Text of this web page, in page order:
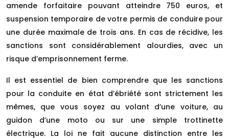
amende forfaitaire pouvant atteindre 750 euros, et
suspension temporaire de votre permis de conduire pour
une durée maximale de trois ans. En cas de récidive, les
sanctions sont considérablement alourdies, avec un
risque d’emprisonnement ferme.
Il est essentiel de bien comprendre que les sanctions
pour la conduite en état d’ébriété sont strictement les
mêmes, que vous soyez au volant d’une voiture, au
guidon d’une moto ou sur une simple trottinette
électrique. La loi ne fait aucune distinction entre les